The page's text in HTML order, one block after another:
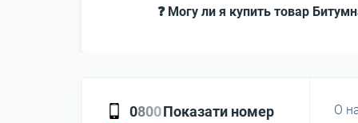
❓ Могу ли я купить товар
0800Показати номер
О